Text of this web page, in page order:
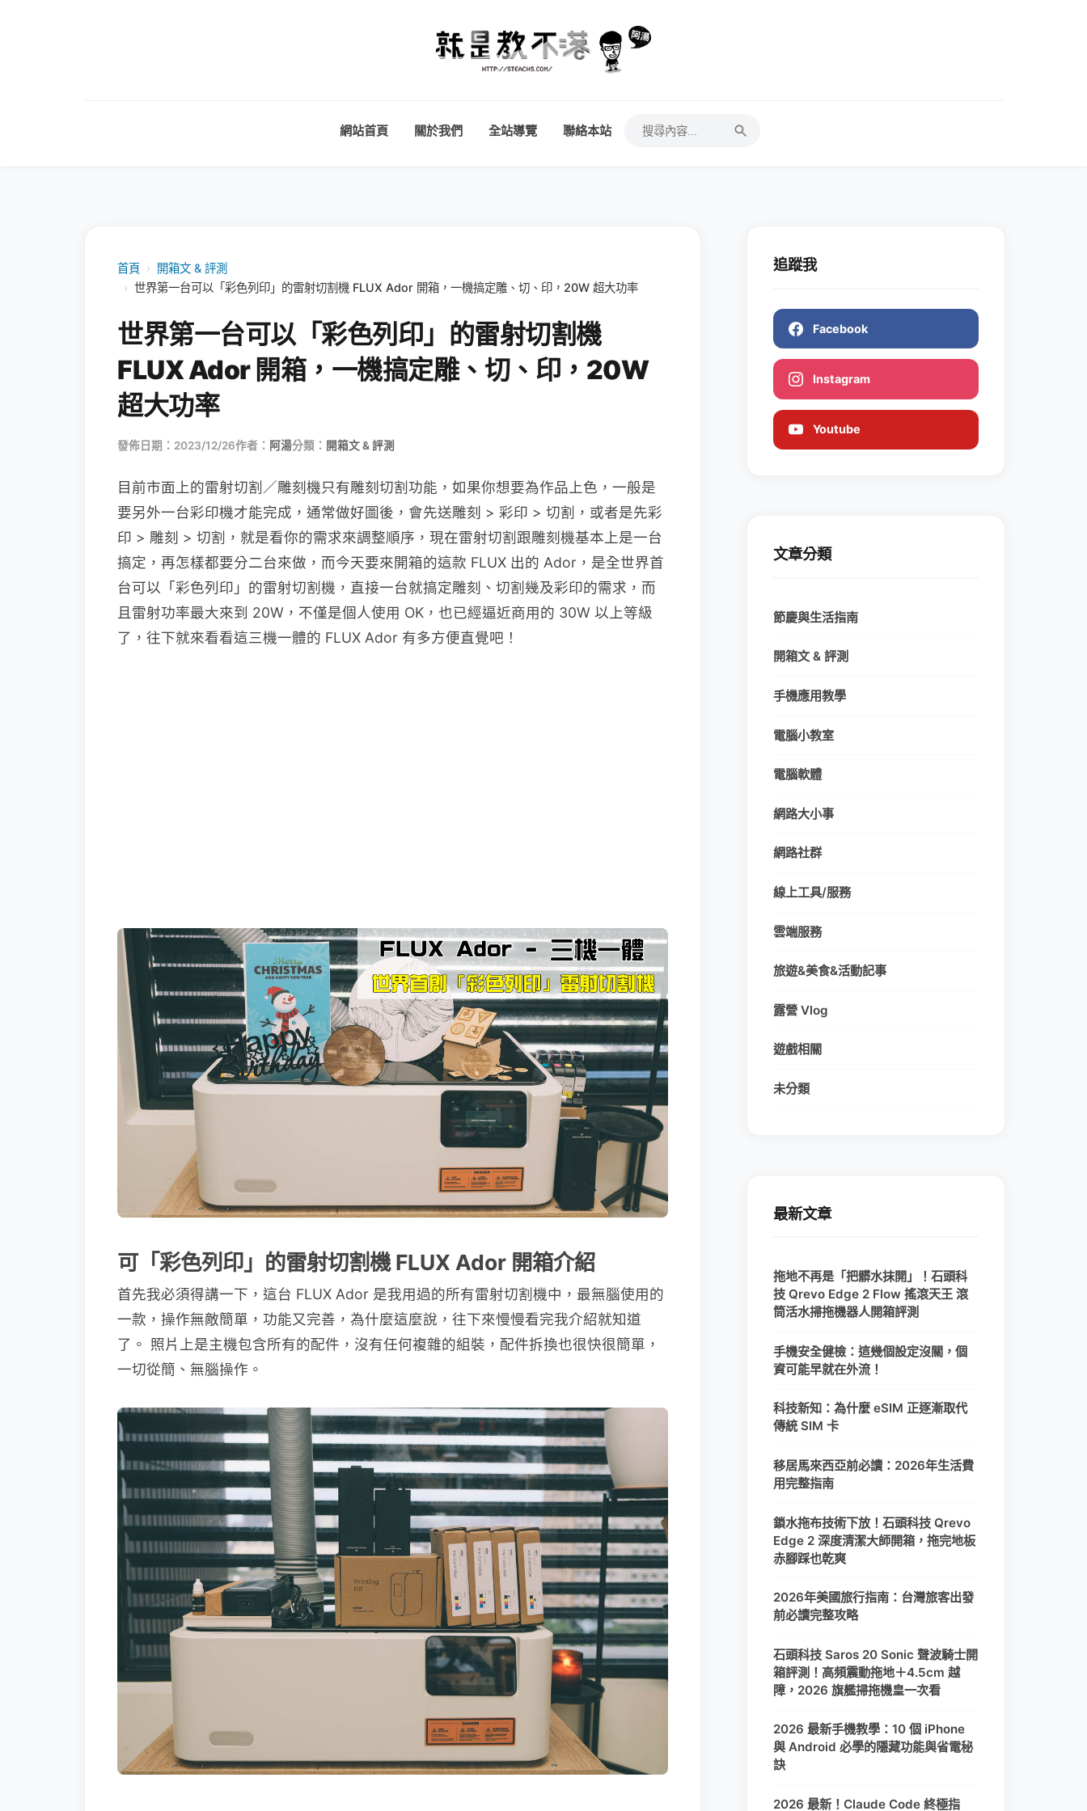
網站首頁 關於我們 全站導覽 聯絡本站
首頁 ›
開箱文 & 評測
› 世界第一台可以「彩色列印」的雷射切割機 FLUX Ador 開箱，一機搞定雕、切、印，20W 超大功率
世界第一台可以「彩色列印」的雷射切割機
FLUX Ador 開箱，一機搞定雕、切、印，20W
超大功率
發佈日期：2023/12/26作者： 阿湯分類： 開箱文 & 評測
目前市面上的雷射切割／雕刻機只有雕刻切割功能，如果你想要為作品上色，一般是
要另外一台彩印機才能完成，通常做好圖後，會先送雕刻 > 彩印 > 切割，或者是先彩
印 > 雕刻 > 切割，就是看你的需求來調整順序，現在雷射切割跟雕刻機基本上是一台
搞定，再怎樣都要分二台來做，而今天要來開箱的這款 FLUX 出的 Ador，是全世界首
台可以「彩色列印」的雷射切割機，直接一台就搞定雕刻、切割幾及彩印的需求，而
且雷射功率最大來到 20W，不僅是個人使用 OK，也已經逼近商用的 30W 以上等級
了，往下就來看看這三機一體的 FLUX Ador 有多方便直覺吧！
可「彩色列印」的雷射切割機 FLUX Ador 開箱介紹
首先我必須得講一下，這台 FLUX Ador 是我用過的所有雷射切割機中，最無腦使用的
一款，操作無敵簡單，功能又完善，為什麼這麼說，往下來慢慢看完我介紹就知道
了。 照片上是主機包含所有的配件，沒有任何複雜的組裝，配件拆換也很快很簡單，
一切從簡、無腦操作。
追蹤我
Facebook
Instagram
Youtube
文章分類
節慶與生活指南
開箱文 & 評測
手機應用教學
電腦小教室
電腦軟體
網路大小事
網路社群
線上工具/服務
雲端服務
旅遊&美食&活動記事
露營 Vlog
遊戲相關
未分類
最新文章
拖地不再是「把髒水抹開」！石頭科
技 Qrevo Edge 2 Flow 搖滾天王 滾
筒活水掃拖機器人開箱評測
手機安全健檢：這幾個設定沒關，個
資可能早就在外流！
科技新知：為什麼 eSIM 正逐漸取代
傳統 SIM 卡
移居馬來西亞前必讀：2026年生活費
用完整指南
鎖水拖布技術下放！石頭科技 Qrevo
Edge 2 深度清潔大師開箱，拖完地板
赤腳踩也乾爽
2026年美國旅行指南：台灣旅客出發
前必讀完整攻略
石頭科技 Saros 20 Sonic 聲波騎士開
箱評測！高頻震動拖地＋4.5cm 越
障，2026 旗艦掃拖機皇一次看
2026 最新手機教學：10 個 iPhone
與 Android 必學的隱藏功能與省電秘
訣
2026 最新！Claude Code 終極指